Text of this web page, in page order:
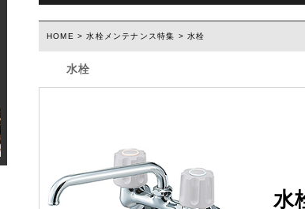
フック(ダルトン)
HOME >水栓メンテナンス特集 > 水栓
水栓
水